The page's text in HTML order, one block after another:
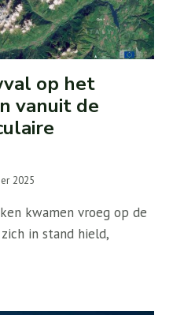
op het
vanuit de
2025
kwamen vroeg op de
in stand hield,